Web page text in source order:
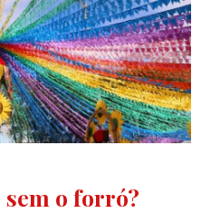
sem o forró?